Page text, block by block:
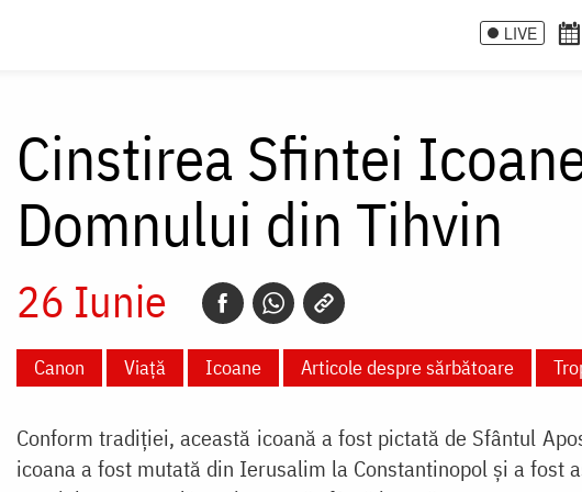
LIVE
Cinstirea Sfintei
Domnului din Tihvin
26 Iunie
Canon Viață Icoane Articole despre sărbătoare
Conform tradiției, această icoană a fost pictată de Sfântul
icoana a fost mutată din Ierusalim la Constantinopol și a fost